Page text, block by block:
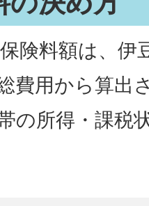
険料額は、伊
費用から算出
の所得・課税